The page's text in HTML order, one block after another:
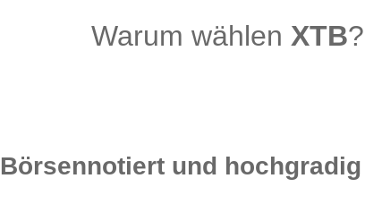
Warum wählen XTB?
Börsennotiert und